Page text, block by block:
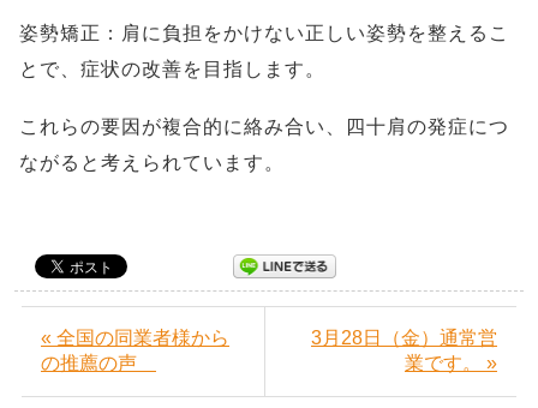
姿勢矯正：肩に負担をかけない正しい姿勢を整えるこ
とで、症状の改善を目指します。
これらの要因が複合的に絡み合い、四十肩の発症につ
ながると考えられています。
« 全国の同業者様から
の推薦の声
3月28日（金）通常営
業です。 »